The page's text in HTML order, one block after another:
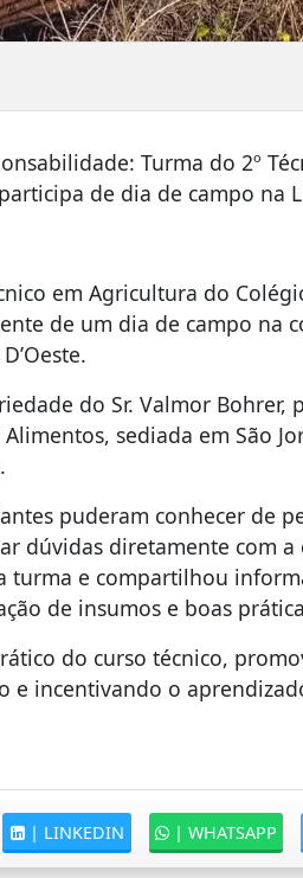
Turma do 2º
de dia de campo na
em Agricultura do
de um dia de campo na
do Sr. Valmor Bohrer,
sediada em São
puderam conhecer de
dúvidas diretamente com a
turma e compartilhou
de insumos e boas
do curso técnico,
e incentivando o
| WHATSAPP
| LINKEDIN